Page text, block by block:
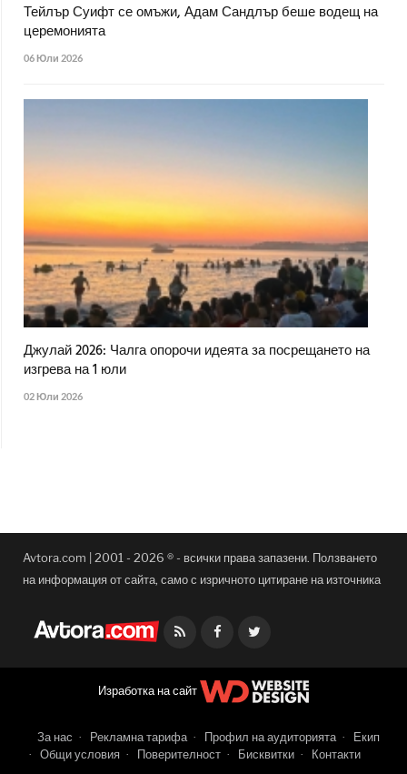
Тейлър Суифт се омъжи, Адам Сандлър беше водещ на
церемонията
06 Юли 2026
Джулай 2026: Чалга опорочи идеята за посрещането на
изгрева на 1 юли
02 Юли 2026
Avtora.com | 2001 - 2026 ® - всички права запазени. Ползването
на информация от сайта, само с изричното цитиране на източника
Facebook
Изработка на сайт
За нас Рекламна тарифа Профил на аудиторията
Екип
Общи условия
Поверителност Бисквитки Контакти